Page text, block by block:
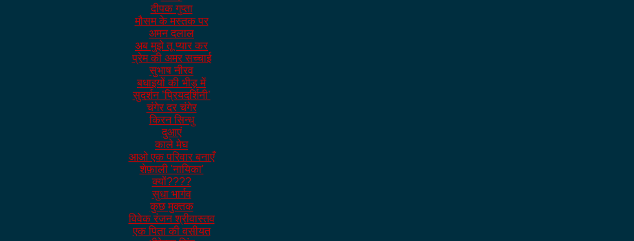
दीपक गुप्ता
मौसम के मस्तक पर
अमन दलाल
अब मुझे तू प्यार कर
प्रेम की अमर सच्चाई
सुभाष नीरव
बधाइयों की भीड़ में
सुदर्शन ’प्रियदर्शिनी’
चंगेर दर चंगेर
किरन सिन्धु
दुआएं
काले मेघ
आओ एक परिवार बनाएँ
शेफ़ाली 'नायिका'
क्यों????
सुधा भार्गव
कुछ मुक्तक
विवेक रंजन श्रीवास्तव
एक पिता की वसीयत